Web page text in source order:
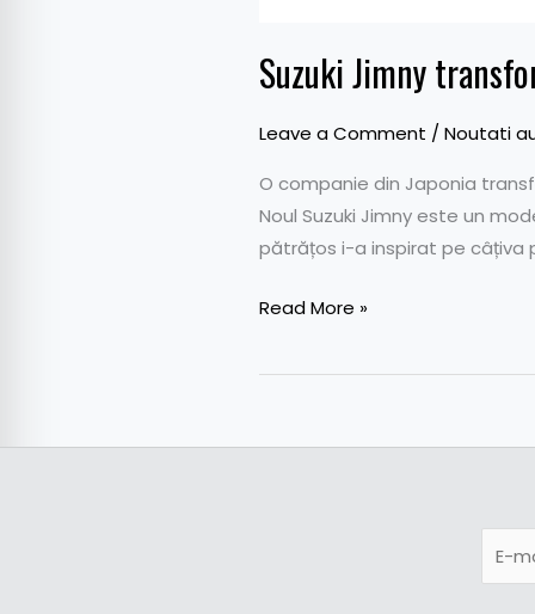
Suzuki Jimny
Leave a Comment / Noutati
O companie din Japonia
Noul Suzuki Jimny este un
pătrățos i-a inspirat pe câțiva
Read More »